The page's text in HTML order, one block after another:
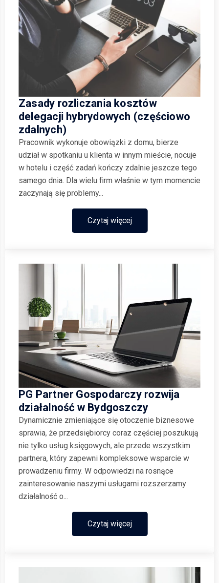
Zasady rozliczania kosztów
delegacji hybrydowych (częściowo
zdalnych)
Pracownik wykonuje obowiązki z domu, bierze
udział w spotkaniu u klienta w innym mieście, nocuje
w hotelu i część zadań kończy zdalnie jeszcze tego
samego dnia. Dla wielu firm właśnie w tym momencie
zaczynają się problemy...
Czytaj więcej
PG Partner Gospodarczy rozwija
działalność w Bydgoszczy
Dynamicznie zmieniające się otoczenie biznesowe
sprawia, że przedsiębiorcy coraz częściej poszukują
nie tylko usług księgowych, ale przede wszystkim
partnera, który zapewni kompleksowe wsparcie w
prowadzeniu firmy. W odpowiedzi na rosnące
zainteresowanie naszymi usługami rozszerzamy
działalność o...
Czytaj więcej